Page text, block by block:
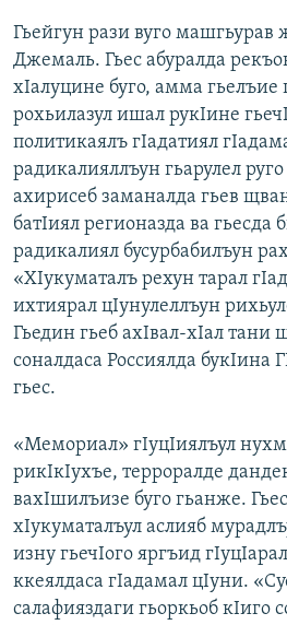
Гьейгун рази вуго машгьурав
Джемаль. Гьес абуралда
хIалуцине буго, амма гьелъие
рохьилазул ишал рукIине
политикаялъ гIадатиял
радикалияллъун гьарулел руго
ахирисеб заманалда гьев
батIиял регионазда ва
радикалиял бусурбабилъун
«ХIукуматалъ рехун тарал
ихтиярал цIунулеллъун
Гьедин гьеб ахIвал-хIал тани
соналдаса Россиялда букIина
гьес.
«Мемориал» гIуцIиялъул
рикIкIухъе, терроралде
вахIшилъизе буго гьанже. Гьес
хIукуматалъул аслияб
изну гьечIого яргъид
ккеялдаса гIадамал цIуни.
салафияздаги гьоркьоб кIиго